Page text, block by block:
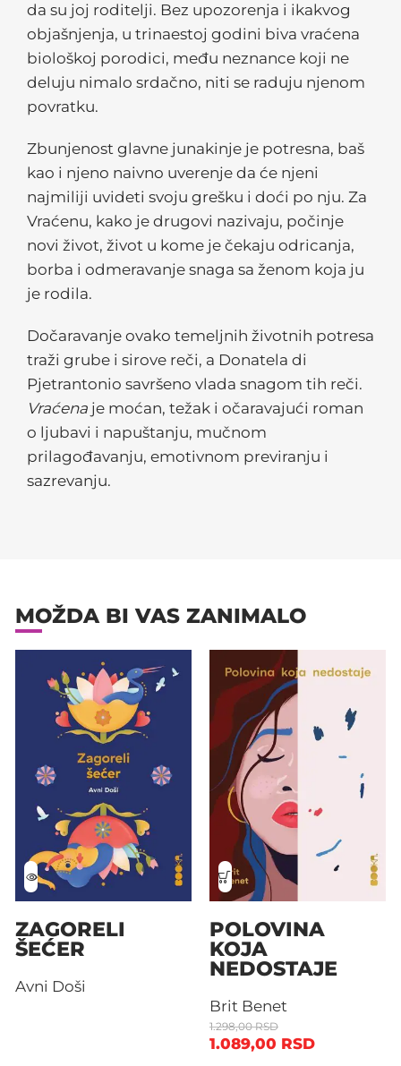
da su joj roditelji. Bez upozorenja i ikakvog
objašnjenja, u trinaestoj godini biva vraćena
biološkoj porodici, među neznance koji ne
deluju nimalo srdačno, niti se raduju njenom
povratku.
Zbunjenost glavne junakinje je potresna, baš
kao i njeno naivno uverenje da će njeni
najmiliji uvideti svoju grešku i doći po nju. Za
Vraćenu, kako je drugovi nazivaju, počinje
novi život, život u kome je čekaju odricanja,
borba i odmeravanje snaga sa ženom koja ju
je rodila.
Dočaravanje ovako temeljnih životnih potresa
traži grube i sirove reči, a Donatela di
Pjetrantonio savršeno vlada snagom tih reči.
Vraćena je moćan, težak i očaravajući roman
o ljubavi i napuštanju, mučnom
prilagođavanju, emotivnom previranju i
sazrevanju.
MOŽDA BI VAS ZANIMALO
ZAGORELI
ŠEĆER
Avni Doši
POLOVINA
KOJA
NEDOSTAJE
Brit Benet
1.298,00RSD
1.089,00 RSD